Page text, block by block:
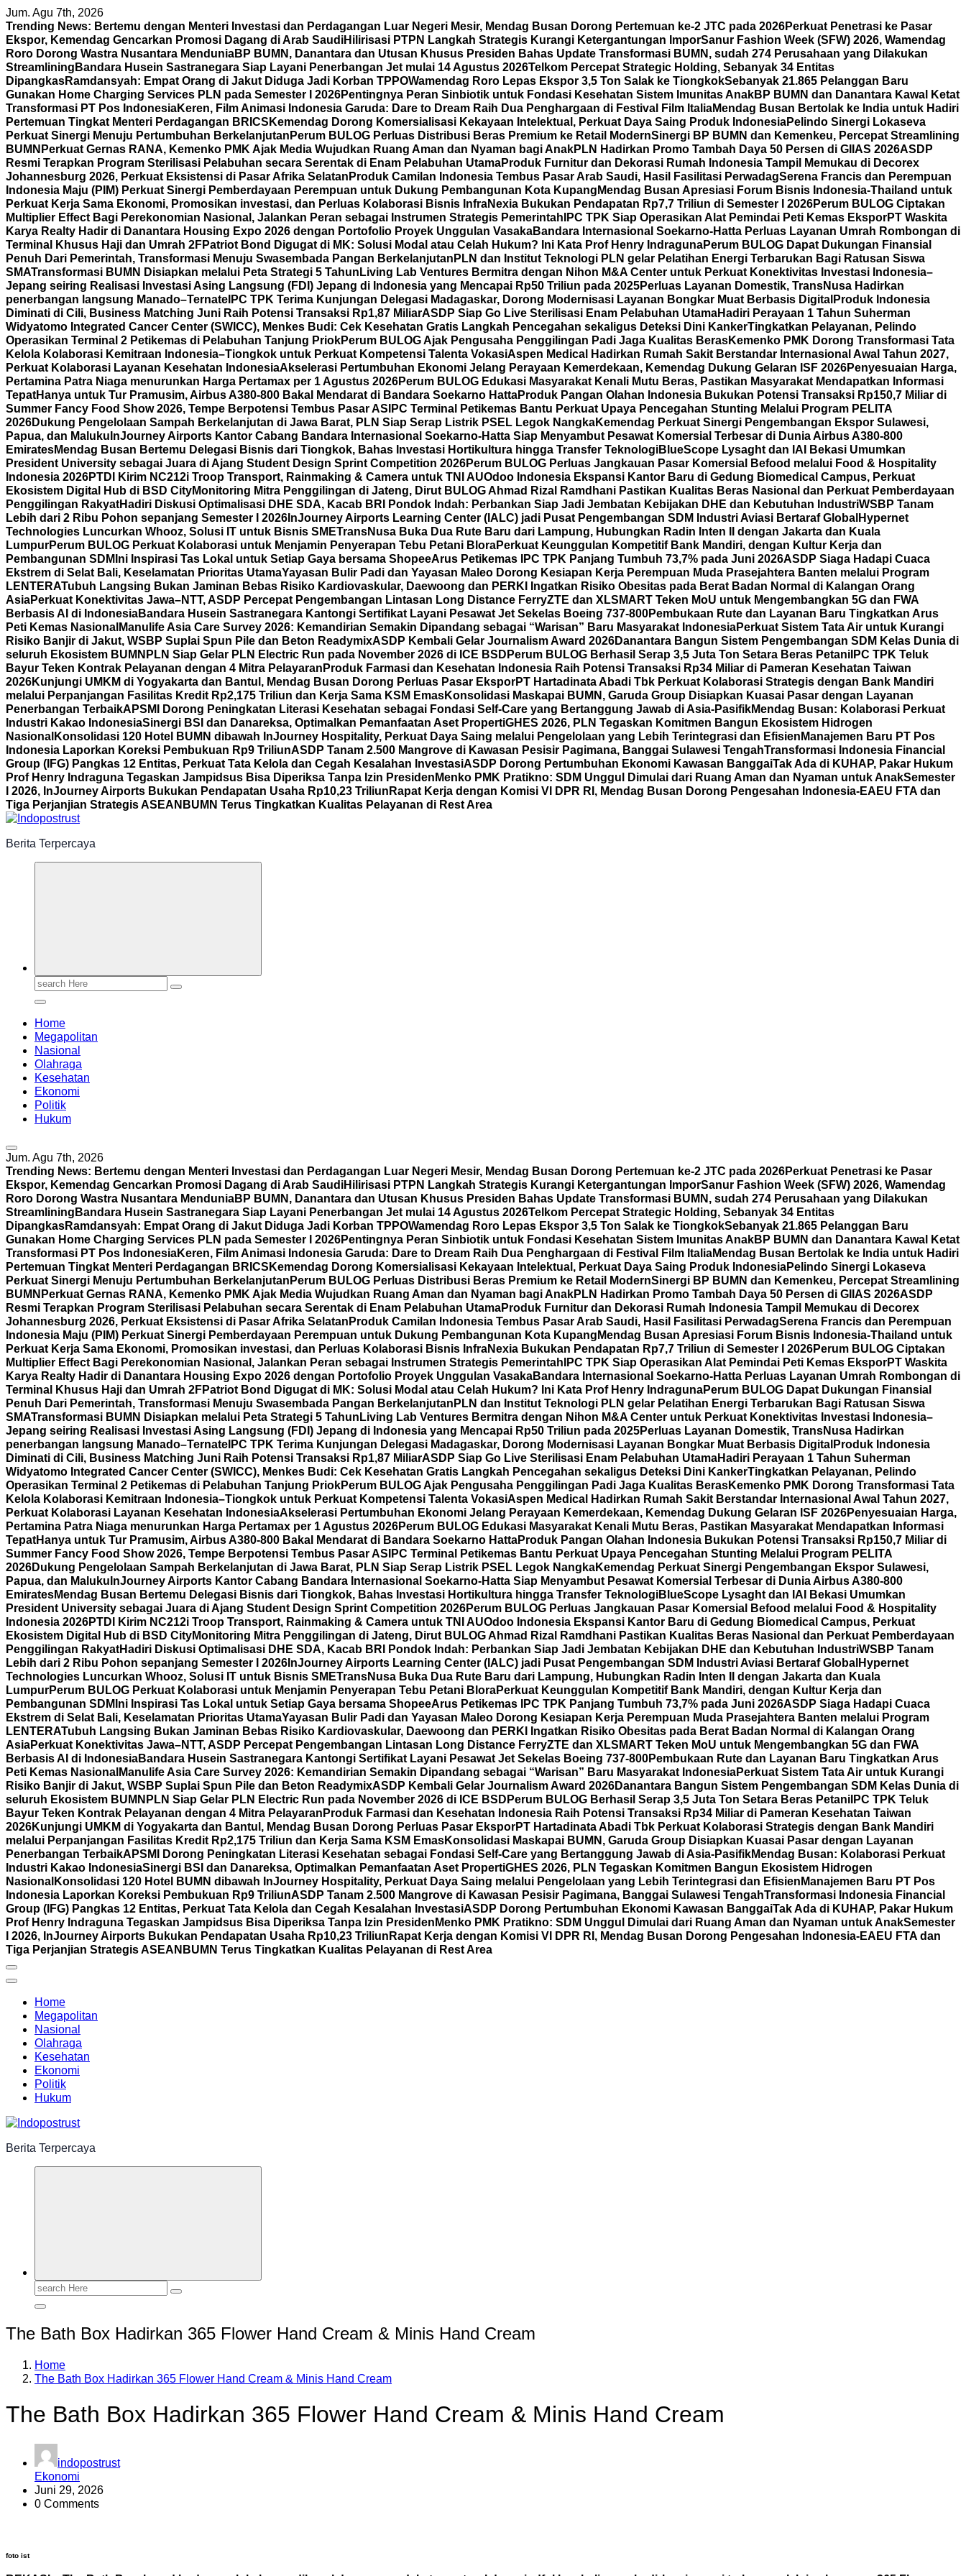
Skip
to
content
Jum. Agu 7th, 2026
Trending News: Bertemu dengan Menteri Investasi dan Perdagangan Luar Negeri Mesir, Mendag Busan Dorong Pertemuan ke-2 JTC pada 2026Perkuat Penetrasi ke Pasar
Ekspor, Kemendag Gencarkan Promosi Dagang di Arab SaudiHilirisasi PTPN Langkah Strategis Kurangi Ketergantungan ImporSanur Fashion Week (SFW) 2026, Wamendag
Roro Dorong Wastra Nusantara MenduniaBP BUMN, Danantara dan Utusan Khusus Presiden Bahas Update Transformasi BUMN, sudah 274 Perusahaan yang Dilakukan
Streamlining Bandara Husein Sastranegara Siap Layani Penerbangan Jet mulai 14 Agustus 2026Telkom Percepat Strategic Holding, Sebanyak 34 Entitas
DipangkasRamdansyah: Empat Orang di Jakut Diduga Jadi Korban TPPOWamendag Roro Lepas Ekspor 3,5 Ton Salak ke TiongkokSebanyak 21.865 Pelanggan Baru
Gunakan Home Charging Services PLN pada Semester I 2026Pentingnya Peran Sinbiotik untuk Fondasi Kesehatan Sistem Imunitas AnakBP BUMN dan Danantara Kawal Ketat
Transformasi PT Pos IndonesiaKeren, Film Animasi Indonesia Garuda: Dare to Dream Raih Dua Penghargaan di Festival Film ItaliaMendag Busan Bertolak ke India untuk Hadiri
Pertemuan Tingkat Menteri Perdagangan BRICS Kemendag Dorong Komersialisasi Kekayaan Intelektual, Perkuat Daya Saing Produk IndonesiaPelindo Sinergi Lokaseva
Perkuat Sinergi Menuju Pertumbuhan Berkelanjutan Perum BULOG Perluas Distribusi Beras Premium ke Retail ModernSinergi BP BUMN dan Kemenkeu, Percepat Streamlining
BUMN Perkuat Gernas RANA, Kemenko PMK Ajak Media Wujudkan Ruang Aman dan Nyaman bagi AnakPLN Hadirkan Promo Tambah Daya 50 Persen di GIIAS 2026ASDP
Resmi Terapkan Program Sterilisasi Pelabuhan secara Serentak di Enam Pelabuhan UtamaProduk Furnitur dan Dekorasi Rumah Indonesia Tampil Memukau di Decorex
Johannesburg 2026, Perkuat Eksistensi di Pasar Afrika Selatan Produk Camilan Indonesia Tembus Pasar Arab Saudi, Hasil Fasilitasi PerwadagSerena Francis dan Perempuan
Indonesia Maju (PIM) Perkuat Sinergi Pemberdayaan Perempuan untuk Dukung Pembangunan Kota Kupang Mendag Busan Apresiasi Forum Bisnis Indonesia-Thailand untuk
Perkuat Kerja Sama Ekonomi, Promosikan investasi, dan Perluas Kolaborasi Bisnis InfraNexia Bukukan Pendapatan Rp7,7 Triliun di Semester I 2026Perum BULOG Ciptakan
Multiplier Effect Bagi Perekonomian Nasional, Jalankan Peran sebagai Instrumen Strategis Pemerintah IPC TPK Siap Operasikan Alat Pemindai Peti Kemas EksporPT Waskita
Karya Realty Hadir di Danantara Housing Expo 2026 dengan Portofolio Proyek Unggulan VasakaBandara Internasional Soekarno-Hatta Perluas Layanan Umrah Rombongan di
Terminal Khusus Haji dan Umrah 2FPatriot Bond Digugat di MK: Solusi Modal atau Celah Hukum? Ini Kata Prof Henry IndragunaPerum BULOG Dapat Dukungan Finansial
Penuh Dari Pemerintah, Transformasi Menuju Swasembada Pangan Berkelanjutan PLN dan Institut Teknologi PLN gelar Pelatihan Energi Terbarukan Bagi Ratusan Siswa
SMATransformasi BUMN Disiapkan melalui Peta Strategi 5 Tahun Living Lab Ventures Bermitra dengan Nihon M&A Center untuk Perkuat Konektivitas Investasi Indonesia–
Jepang seiring Realisasi Investasi Asing Langsung (FDI) Jepang di Indonesia yang Mencapai Rp50 Triliun pada 2025Perluas Layanan Domestik, TransNusa Hadirkan
penerbangan langsung Manado–Ternate IPC TPK Terima Kunjungan Delegasi Madagaskar, Dorong Modernisasi Layanan Bongkar Muat Berbasis Digital Produk Indonesia
Diminati di Cili, Business Matching Juni Raih Potensi Transaksi Rp1,87 MiliarASDP Siap Go Live Sterilisasi Enam Pelabuhan UtamaHadiri Perayaan 1 Tahun Suherman
Widyatomo Integrated Cancer Center (SWICC), Menkes Budi: Cek Kesehatan Gratis Langkah Pencegahan sekaligus Deteksi Dini KankerTingkatkan Pelayanan, Pelindo
Operasikan Terminal 2 Petikemas di Pelabuhan Tanjung PriokPerum BULOG Ajak Pengusaha Penggilingan Padi Jaga Kualitas BerasKemenko PMK Dorong Transformasi Tata
Kelola Kolaborasi Kemitraan Indonesia–Tiongkok untuk Perkuat Kompetensi Talenta VokasiAspen Medical Hadirkan Rumah Sakit Berstandar Internasional Awal Tahun 2027,
Perkuat Kolaborasi Layanan Kesehatan IndonesiaAkselerasi Pertumbuhan Ekonomi Jelang Perayaan Kemerdekaan, Kemendag Dukung Gelaran ISF 2026Penyesuaian Harga,
Pertamina Patra Niaga menurunkan Harga Pertamax per 1 Agustus 2026Perum BULOG Edukasi Masyarakat Kenali Mutu Beras, Pastikan Masyarakat Mendapatkan Informasi
TepatHanya untuk Tur Pramusim, Airbus A380-800 Bakal Mendarat di Bandara Soekarno HattaProduk Pangan Olahan Indonesia Bukukan Potensi Transaksi Rp150,7 Miliar di
Summer Fancy Food Show 2026, Tempe Berpotensi Tembus Pasar AS IPC Terminal Petikemas Bantu Perkuat Upaya Pencegahan Stunting Melalui Program PELITA
2026Dukung Pengelolaan Sampah Berkelanjutan di Jawa Barat, PLN Siap Serap Listrik PSEL Legok NangkaKemendag Perkuat Sinergi Pengembangan Ekspor Sulawesi,
Papua, dan Maluku InJourney Airports Kantor Cabang Bandara Internasional Soekarno-Hatta Siap Menyambut Pesawat Komersial Terbesar di Dunia Airbus A380-800
EmiratesMendag Busan Bertemu Delegasi Bisnis dari Tiongkok, Bahas Investasi Hortikultura hingga Transfer TeknologiBlueScope Lysaght dan IAI Bekasi Umumkan
President University sebagai Juara di Ajang Student Design Sprint Competition 2026Perum BULOG Perluas Jangkauan Pasar Komersial Befood melalui Food & Hospitality
Indonesia 2026PTDI Kirim NC212i Troop Transport, Rainmaking & Camera untuk TNI AUOdoo Indonesia Ekspansi Kantor Baru di Gedung Biomedical Campus, Perkuat
Ekosistem Digital Hub di BSD CityMonitoring Mitra Penggilingan di Jateng, Dirut BULOG Ahmad Rizal Ramdhani Pastikan Kualitas Beras Nasional dan Perkuat Pemberdayaan
Penggilingan RakyatHadiri Diskusi Optimalisasi DHE SDA, Kacab BRI Pondok Indah: Perbankan Siap Jadi Jembatan Kebijakan DHE dan Kebutuhan IndustriWSBP Tanam
Lebih dari 2 Ribu Pohon sepanjang Semester I 2026 InJourney Airports Learning Center (IALC) jadi Pusat Pengembangan SDM Industri Aviasi Bertaraf Global Hypernet
Technologies Luncurkan Whooz, Solusi IT untuk Bisnis SMETransNusa Buka Dua Rute Baru dari Lampung, Hubungkan Radin Inten II dengan Jakarta dan Kuala
LumpurPerum BULOG Perkuat Kolaborasi untuk Menjamin Penyerapan Tebu Petani BloraPerkuat Keunggulan Kompetitif Bank Mandiri, dengan Kultur Kerja dan
Pembangunan SDM Ini Inspirasi Tas Lokal untuk Setiap Gaya bersama ShopeeArus Petikemas IPC TPK Panjang Tumbuh 73,7% pada Juni 2026ASDP Siaga Hadapi Cuaca
Ekstrem di Selat Bali, Keselamatan Prioritas UtamaYayasan Bulir Padi dan Yayasan Maleo Dorong Kesiapan Kerja Perempuan Muda Prasejahtera Banten melalui Program
LENTERATubuh Langsing Bukan Jaminan Bebas Risiko Kardiovaskular, Daewoong dan PERKI Ingatkan Risiko Obesitas pada Berat Badan Normal di Kalangan Orang
AsiaPerkuat Konektivitas Jawa–NTT, ASDP Percepat Pengembangan Lintasan Long Distance FerryZTE dan XLSMART Teken MoU untuk Mengembangkan 5G dan FWA
Berbasis AI di IndonesiaBandara Husein Sastranegara Kantongi Sertifikat Layani Pesawat Jet Sekelas Boeing 737-800Pembukaan Rute dan Layanan Baru Tingkatkan Arus
Peti Kemas Nasional Manulife Asia Care Survey 2026: Kemandirian Semakin Dipandang sebagai “Warisan” Baru Masyarakat IndonesiaPerkuat Sistem Tata Air untuk Kurangi
Risiko Banjir di Jakut, WSBP Suplai Spun Pile dan Beton ReadymixASDP Kembali Gelar Journalism Award 2026Danantara Bangun Sistem Pengembangan SDM Kelas Dunia di
seluruh Ekosistem BUMN PLN Siap Gelar PLN Electric Run pada November 2026 di ICE BSD Perum BULOG Berhasil Serap 3,5 Juta Ton Setara Beras Petani IPC TPK Teluk
Bayur Teken Kontrak Pelayanan dengan 4 Mitra Pelayaran Produk Farmasi dan Kesehatan Indonesia Raih Potensi Transaksi Rp34 Miliar di Pameran Kesehatan Taiwan
2026Kunjungi UMKM di Yogyakarta dan Bantul, Mendag Busan Dorong Perluas Pasar EksporPT Hartadinata Abadi Tbk Perkuat Kolaborasi Strategis dengan Bank Mandiri
melalui Perpanjangan Fasilitas Kredit Rp2,175 Triliun dan Kerja Sama KSM EmasKonsolidasi Maskapai BUMN, Garuda Group Disiapkan Kuasai Pasar dengan Layanan
Penerbangan TerbaikAPSMI Dorong Peningkatan Literasi Kesehatan sebagai Fondasi Self-Care yang Bertanggung Jawab di Asia-PasifikMendag Busan: Kolaborasi Perkuat
Industri Kakao IndonesiaSinergi BSI dan Danareksa, Optimalkan Pemanfaatan Aset PropertiGHES 2026, PLN Tegaskan Komitmen Bangun Ekosistem Hidrogen
Nasional Konsolidasi 120 Hotel BUMN dibawah InJourney Hospitality, Perkuat Daya Saing melalui Pengelolaan yang Lebih Terintegrasi dan Efisien Manajemen Baru PT Pos
Indonesia Laporkan Koreksi Pembukuan Rp9 TriliunASDP Tanam 2.500 Mangrove di Kawasan Pesisir Pagimana, Banggai Sulawesi TengahTransformasi Indonesia Financial
Group (IFG) Pangkas 12 Entitas, Perkuat Tata Kelola dan Cegah Kesalahan InvestasiASDP Dorong Pertumbuhan Ekonomi Kawasan BanggaiTak Ada di KUHAP, Pakar Hukum
Prof Henry Indraguna Tegaskan Jampidsus Bisa Diperiksa Tanpa Izin Presiden Menko PMK Pratikno: SDM Unggul Dimulai dari Ruang Aman dan Nyaman untuk AnakSemester
I 2026, InJourney Airports Bukukan Pendapatan Usaha Rp10,23 Triliun Rapat Kerja dengan Komisi VI DPR RI, Mendag Busan Dorong Pengesahan Indonesia-EAEU FTA dan
Tiga Perjanjian Strategis ASEAN BUMN Terus Tingkatkan Kualitas Pelayanan di Rest Area
Berita Terpercaya
Search
Home
Megapolitan
Nasional
Olahraga
Kesehatan
Ekonomi
Politik
Hukum
Jum. Agu 7th, 2026
Trending News: Bertemu dengan Menteri Investasi dan Perdagangan Luar Negeri Mesir, Mendag Busan Dorong Pertemuan ke-2 JTC pada 2026Perkuat Penetrasi ke Pasar
Ekspor, Kemendag Gencarkan Promosi Dagang di Arab SaudiHilirisasi PTPN Langkah Strategis Kurangi Ketergantungan ImporSanur Fashion Week (SFW) 2026, Wamendag
Roro Dorong Wastra Nusantara MenduniaBP BUMN, Danantara dan Utusan Khusus Presiden Bahas Update Transformasi BUMN, sudah 274 Perusahaan yang Dilakukan
Streamlining Bandara Husein Sastranegara Siap Layani Penerbangan Jet mulai 14 Agustus 2026Telkom Percepat Strategic Holding, Sebanyak 34 Entitas
DipangkasRamdansyah: Empat Orang di Jakut Diduga Jadi Korban TPPOWamendag Roro Lepas Ekspor 3,5 Ton Salak ke TiongkokSebanyak 21.865 Pelanggan Baru
Gunakan Home Charging Services PLN pada Semester I 2026Pentingnya Peran Sinbiotik untuk Fondasi Kesehatan Sistem Imunitas AnakBP BUMN dan Danantara Kawal Ketat
Transformasi PT Pos IndonesiaKeren, Film Animasi Indonesia Garuda: Dare to Dream Raih Dua Penghargaan di Festival Film ItaliaMendag Busan Bertolak ke India untuk Hadiri
Pertemuan Tingkat Menteri Perdagangan BRICS Kemendag Dorong Komersialisasi Kekayaan Intelektual, Perkuat Daya Saing Produk IndonesiaPelindo Sinergi Lokaseva
Perkuat Sinergi Menuju Pertumbuhan Berkelanjutan Perum BULOG Perluas Distribusi Beras Premium ke Retail ModernSinergi BP BUMN dan Kemenkeu, Percepat Streamlining
BUMN Perkuat Gernas RANA, Kemenko PMK Ajak Media Wujudkan Ruang Aman dan Nyaman bagi AnakPLN Hadirkan Promo Tambah Daya 50 Persen di GIIAS 2026ASDP
Resmi Terapkan Program Sterilisasi Pelabuhan secara Serentak di Enam Pelabuhan UtamaProduk Furnitur dan Dekorasi Rumah Indonesia Tampil Memukau di Decorex
Johannesburg 2026, Perkuat Eksistensi di Pasar Afrika Selatan Produk Camilan Indonesia Tembus Pasar Arab Saudi, Hasil Fasilitasi PerwadagSerena Francis dan Perempuan
Indonesia Maju (PIM) Perkuat Sinergi Pemberdayaan Perempuan untuk Dukung Pembangunan Kota Kupang Mendag Busan Apresiasi Forum Bisnis Indonesia-Thailand untuk
Perkuat Kerja Sama Ekonomi, Promosikan investasi, dan Perluas Kolaborasi Bisnis InfraNexia Bukukan Pendapatan Rp7,7 Triliun di Semester I 2026Perum BULOG Ciptakan
Multiplier Effect Bagi Perekonomian Nasional, Jalankan Peran sebagai Instrumen Strategis Pemerintah IPC TPK Siap Operasikan Alat Pemindai Peti Kemas EksporPT Waskita
Karya Realty Hadir di Danantara Housing Expo 2026 dengan Portofolio Proyek Unggulan VasakaBandara Internasional Soekarno-Hatta Perluas Layanan Umrah Rombongan di
Terminal Khusus Haji dan Umrah 2FPatriot Bond Digugat di MK: Solusi Modal atau Celah Hukum? Ini Kata Prof Henry IndragunaPerum BULOG Dapat Dukungan Finansial
Penuh Dari Pemerintah, Transformasi Menuju Swasembada Pangan Berkelanjutan PLN dan Institut Teknologi PLN gelar Pelatihan Energi Terbarukan Bagi Ratusan Siswa
SMATransformasi BUMN Disiapkan melalui Peta Strategi 5 Tahun Living Lab Ventures Bermitra dengan Nihon M&A Center untuk Perkuat Konektivitas Investasi Indonesia–
Jepang seiring Realisasi Investasi Asing Langsung (FDI) Jepang di Indonesia yang Mencapai Rp50 Triliun pada 2025Perluas Layanan Domestik, TransNusa Hadirkan
penerbangan langsung Manado–Ternate IPC TPK Terima Kunjungan Delegasi Madagaskar, Dorong Modernisasi Layanan Bongkar Muat Berbasis Digital Produk Indonesia
Diminati di Cili, Business Matching Juni Raih Potensi Transaksi Rp1,87 MiliarASDP Siap Go Live Sterilisasi Enam Pelabuhan UtamaHadiri Perayaan 1 Tahun Suherman
Widyatomo Integrated Cancer Center (SWICC), Menkes Budi: Cek Kesehatan Gratis Langkah Pencegahan sekaligus Deteksi Dini KankerTingkatkan Pelayanan, Pelindo
Operasikan Terminal 2 Petikemas di Pelabuhan Tanjung PriokPerum BULOG Ajak Pengusaha Penggilingan Padi Jaga Kualitas BerasKemenko PMK Dorong Transformasi Tata
Kelola Kolaborasi Kemitraan Indonesia–Tiongkok untuk Perkuat Kompetensi Talenta VokasiAspen Medical Hadirkan Rumah Sakit Berstandar Internasional Awal Tahun 2027,
Perkuat Kolaborasi Layanan Kesehatan IndonesiaAkselerasi Pertumbuhan Ekonomi Jelang Perayaan Kemerdekaan, Kemendag Dukung Gelaran ISF 2026Penyesuaian Harga,
Pertamina Patra Niaga menurunkan Harga Pertamax per 1 Agustus 2026Perum BULOG Edukasi Masyarakat Kenali Mutu Beras, Pastikan Masyarakat Mendapatkan Informasi
TepatHanya untuk Tur Pramusim, Airbus A380-800 Bakal Mendarat di Bandara Soekarno HattaProduk Pangan Olahan Indonesia Bukukan Potensi Transaksi Rp150,7 Miliar di
Summer Fancy Food Show 2026, Tempe Berpotensi Tembus Pasar AS IPC Terminal Petikemas Bantu Perkuat Upaya Pencegahan Stunting Melalui Program PELITA
2026Dukung Pengelolaan Sampah Berkelanjutan di Jawa Barat, PLN Siap Serap Listrik PSEL Legok NangkaKemendag Perkuat Sinergi Pengembangan Ekspor Sulawesi,
Papua, dan Maluku InJourney Airports Kantor Cabang Bandara Internasional Soekarno-Hatta Siap Menyambut Pesawat Komersial Terbesar di Dunia Airbus A380-800
EmiratesMendag Busan Bertemu Delegasi Bisnis dari Tiongkok, Bahas Investasi Hortikultura hingga Transfer TeknologiBlueScope Lysaght dan IAI Bekasi Umumkan
President University sebagai Juara di Ajang Student Design Sprint Competition 2026Perum BULOG Perluas Jangkauan Pasar Komersial Befood melalui Food & Hospitality
Indonesia 2026PTDI Kirim NC212i Troop Transport, Rainmaking & Camera untuk TNI AUOdoo Indonesia Ekspansi Kantor Baru di Gedung Biomedical Campus, Perkuat
Ekosistem Digital Hub di BSD CityMonitoring Mitra Penggilingan di Jateng, Dirut BULOG Ahmad Rizal Ramdhani Pastikan Kualitas Beras Nasional dan Perkuat Pemberdayaan
Penggilingan RakyatHadiri Diskusi Optimalisasi DHE SDA, Kacab BRI Pondok Indah: Perbankan Siap Jadi Jembatan Kebijakan DHE dan Kebutuhan IndustriWSBP Tanam
Lebih dari 2 Ribu Pohon sepanjang Semester I 2026 InJourney Airports Learning Center (IALC) jadi Pusat Pengembangan SDM Industri Aviasi Bertaraf Global Hypernet
Technologies Luncurkan Whooz, Solusi IT untuk Bisnis SMETransNusa Buka Dua Rute Baru dari Lampung, Hubungkan Radin Inten II dengan Jakarta dan Kuala
LumpurPerum BULOG Perkuat Kolaborasi untuk Menjamin Penyerapan Tebu Petani BloraPerkuat Keunggulan Kompetitif Bank Mandiri, dengan Kultur Kerja dan
Pembangunan SDM Ini Inspirasi Tas Lokal untuk Setiap Gaya bersama ShopeeArus Petikemas IPC TPK Panjang Tumbuh 73,7% pada Juni 2026ASDP Siaga Hadapi Cuaca
Ekstrem di Selat Bali, Keselamatan Prioritas UtamaYayasan Bulir Padi dan Yayasan Maleo Dorong Kesiapan Kerja Perempuan Muda Prasejahtera Banten melalui Program
LENTERATubuh Langsing Bukan Jaminan Bebas Risiko Kardiovaskular, Daewoong dan PERKI Ingatkan Risiko Obesitas pada Berat Badan Normal di Kalangan Orang
AsiaPerkuat Konektivitas Jawa–NTT, ASDP Percepat Pengembangan Lintasan Long Distance FerryZTE dan XLSMART Teken MoU untuk Mengembangkan 5G dan FWA
Berbasis AI di IndonesiaBandara Husein Sastranegara Kantongi Sertifikat Layani Pesawat Jet Sekelas Boeing 737-800Pembukaan Rute dan Layanan Baru Tingkatkan Arus
Peti Kemas Nasional Manulife Asia Care Survey 2026: Kemandirian Semakin Dipandang sebagai “Warisan” Baru Masyarakat IndonesiaPerkuat Sistem Tata Air untuk Kurangi
Risiko Banjir di Jakut, WSBP Suplai Spun Pile dan Beton ReadymixASDP Kembali Gelar Journalism Award 2026Danantara Bangun Sistem Pengembangan SDM Kelas Dunia di
seluruh Ekosistem BUMN PLN Siap Gelar PLN Electric Run pada November 2026 di ICE BSD Perum BULOG Berhasil Serap 3,5 Juta Ton Setara Beras Petani IPC TPK Teluk
Bayur Teken Kontrak Pelayanan dengan 4 Mitra Pelayaran Produk Farmasi dan Kesehatan Indonesia Raih Potensi Transaksi Rp34 Miliar di Pameran Kesehatan Taiwan
2026Kunjungi UMKM di Yogyakarta dan Bantul, Mendag Busan Dorong Perluas Pasar EksporPT Hartadinata Abadi Tbk Perkuat Kolaborasi Strategis dengan Bank Mandiri
melalui Perpanjangan Fasilitas Kredit Rp2,175 Triliun dan Kerja Sama KSM EmasKonsolidasi Maskapai BUMN, Garuda Group Disiapkan Kuasai Pasar dengan Layanan
Penerbangan TerbaikAPSMI Dorong Peningkatan Literasi Kesehatan sebagai Fondasi Self-Care yang Bertanggung Jawab di Asia-PasifikMendag Busan: Kolaborasi Perkuat
Industri Kakao IndonesiaSinergi BSI dan Danareksa, Optimalkan Pemanfaatan Aset PropertiGHES 2026, PLN Tegaskan Komitmen Bangun Ekosistem Hidrogen
Nasional Konsolidasi 120 Hotel BUMN dibawah InJourney Hospitality, Perkuat Daya Saing melalui Pengelolaan yang Lebih Terintegrasi dan Efisien Manajemen Baru PT Pos
Indonesia Laporkan Koreksi Pembukuan Rp9 TriliunASDP Tanam 2.500 Mangrove di Kawasan Pesisir Pagimana, Banggai Sulawesi TengahTransformasi Indonesia Financial
Group (IFG) Pangkas 12 Entitas, Perkuat Tata Kelola dan Cegah Kesalahan InvestasiASDP Dorong Pertumbuhan Ekonomi Kawasan BanggaiTak Ada di KUHAP, Pakar Hukum
Prof Henry Indraguna Tegaskan Jampidsus Bisa Diperiksa Tanpa Izin Presiden Menko PMK Pratikno: SDM Unggul Dimulai dari Ruang Aman dan Nyaman untuk AnakSemester
I 2026, InJourney Airports Bukukan Pendapatan Usaha Rp10,23 Triliun Rapat Kerja dengan Komisi VI DPR RI, Mendag Busan Dorong Pengesahan Indonesia-EAEU FTA dan
Tiga Perjanjian Strategis ASEAN BUMN Terus Tingkatkan Kualitas Pelayanan di Rest Area
Home
Megapolitan
Nasional
Olahraga
Kesehatan
Ekonomi
Politik
Hukum
Berita Terpercaya
Search
The Bath Box Hadirkan 365 Flower Hand Cream & Minis Hand Cream
Home
The Bath Box Hadirkan 365 Flower Hand Cream & Minis Hand Cream
The Bath Box Hadirkan 365 Flower Hand Cream & Minis Hand Cream
indopostrust
Ekonomi
Juni 29, 2026
0 Comments
foto ist